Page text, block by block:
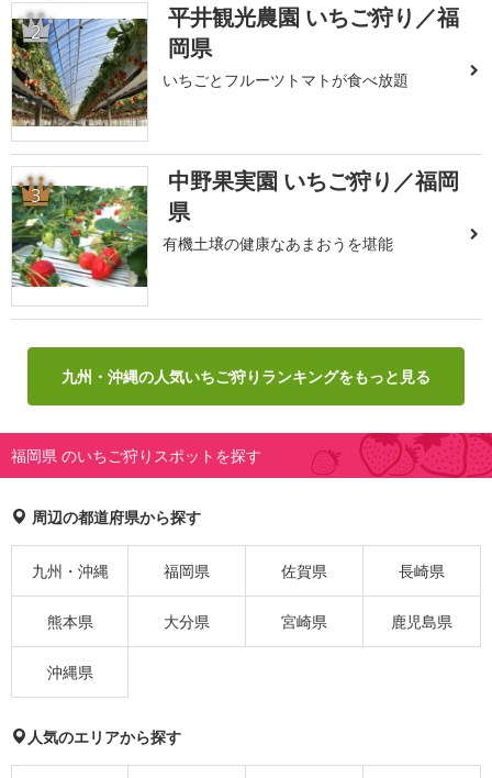
2
平井観光農園 いちご狩り／福
岡県
いちごとフルーツトマトが食べ放題
3
中野果実園 いちご狩り／福岡
県
有機土壌の健康なあまおうを堪能
九州・沖縄の人気いちご狩りランキングをもっと見る
福岡県 のいちご狩りスポットを探す
周辺の都道府県から探す
九州・沖縄 福岡県 佐賀県 長崎県
熊本県 大分県 宮崎県 鹿児島県
沖縄県
人気のエリアから探す